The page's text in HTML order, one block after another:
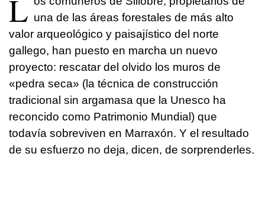
L una de las áreas forestales de más alto
valor arqueológico y paisajístico del norte
gallego, han puesto en marcha un nuevo
proyecto: rescatar del olvido los muros de
«pedra seca» (la técnica de construcción
tradicional sin argamasa que la Unesco ha
reconcido como Patrimonio Mundial) que
todavía sobreviven en Marraxón. Y el resultado
de su esfuerzo no deja, dicen, de sorprenderles.